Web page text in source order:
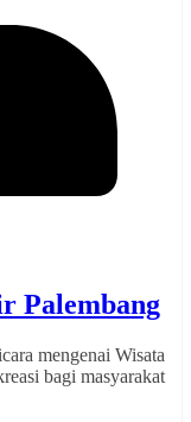
Palembang
mengenai Wisata
bagi masyarakat